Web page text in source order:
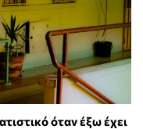
όταν έξω έχει